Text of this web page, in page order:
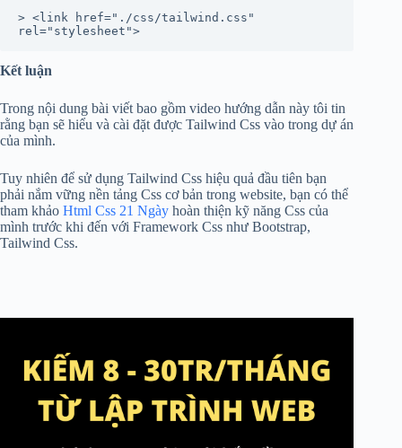
> <link href="./css/tailwind.css"
rel="stylesheet">
Kết luận
Trong nội dung bài viết bao gồm video hướng dẫn này tôi tin
rằng bạn sẽ hiểu và cài đặt được Tailwind Css vào trong dự án
của mình.
Tuy nhiên để sử dụng Tailwind Css hiệu quả đầu tiên bạn
phải nắm vững nền tảng Css cơ bản trong website, bạn có thể
tham khảo Html Css 21 Ngày hoàn thiện kỹ năng Css của
mình trước khi đến với Framework Css như Bootstrap,
Tailwind Css.